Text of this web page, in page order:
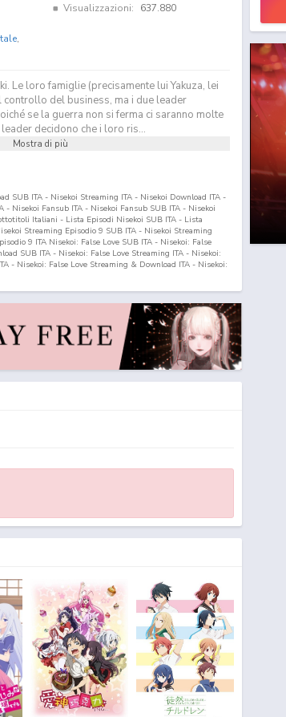
,
Visualizzazioni:
637.880
Le loro famiglie (precisamente lui Yakuza, lei
del business, ma i due leader
se la guerra non si ferma ci saranno molte
decidono che i loro ris...
Mostra di più
SUB ITA - Nisekoi Streaming ITA - Nisekoi Download ITA -
Nisekoi Fansub ITA - Nisekoi Fansub SUB ITA - Nisekoi
Italiani - Lista Episodi Nisekoi SUB ITA - Lista
Streaming Episodio 9 SUB ITA - Nisekoi Streaming
9 ITA Nisekoi: False Love SUB ITA - Nisekoi: False
SUB ITA - Nisekoi: False Love Streaming ITA - Nisekoi:
- Nisekoi: False Love Streaming & Download ITA - Nisekoi:
Episodio
SUB ITA - Nisekoi: False Love